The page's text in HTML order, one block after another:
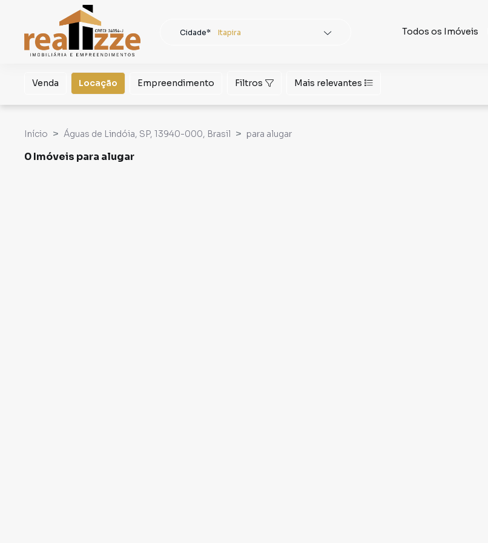
Cidade* Itapira
Buscar
Todos os Imóveis
Venda Locação Empreendimento Filtros Mais relevantes
Início Águas de Lindóia, SP, 13940-000, Brasil para alugar
0 Imóveis para alugar